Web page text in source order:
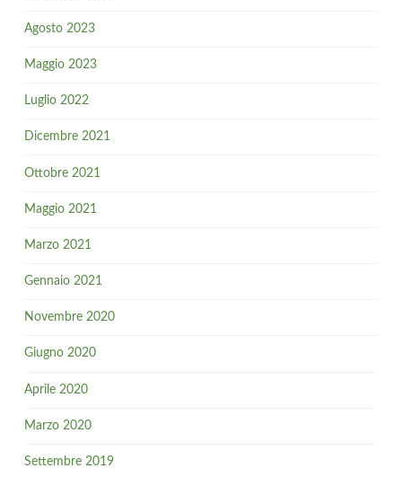
Agosto 2023
Maggio 2023
Luglio 2022
Dicembre 2021
Ottobre 2021
Maggio 2021
Marzo 2021
Gennaio 2021
Novembre 2020
Giugno 2020
Aprile 2020
Marzo 2020
Settembre 2019